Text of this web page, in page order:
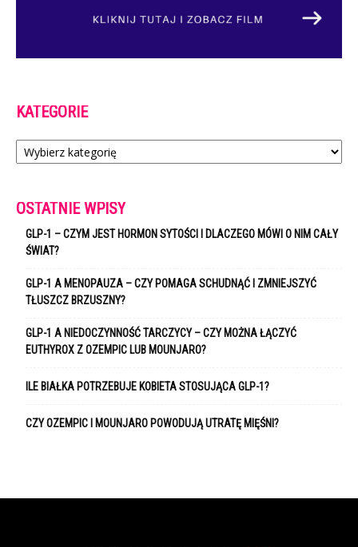
KATEGORIE
Kategorie
OSTATNIE WPISY
GLP-1 – CZYM JEST HORMON SYTOŚCI I DLACZEGO MÓWI O NIM CAŁY
ŚWIAT?
GLP-1 A MENOPAUZA – CZY POMAGA SCHUDNĄĆ I ZMNIEJSZYĆ
TŁUSZCZ BRZUSZNY?
GLP-1 A NIEDOCZYNNOŚĆ TARCZYCY – CZY MOŻNA ŁĄCZYĆ
EUTHYROX Z OZEMPIC LUB MOUNJARO?
ILE BIAŁKA POTRZEBUJE KOBIETA STOSUJĄCA GLP-1?
CZY OZEMPIC I MOUNJARO POWODUJĄ UTRATĘ MIĘŚNI?